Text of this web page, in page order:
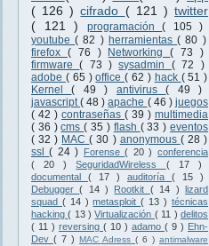
( 126 )cifrado ( 121 )twitter
( 121 ) programación( 105 )
youtube( 82 ) herramientas( 80 )
firefox ( 76 ) Networking( 73 )
firmware( 73 )sysadmin ( 72 )
adobe ( 65 )office( 62 ) hack ( 51 )
Kernel( 49 ) antivirus( 49 )
javascript( 48 )apache ( 46 ) juegos
( 42 ) contraseñas ( 39 ) multimedia
( 36 )cms( 35 ) flash ( 33 )eventos
( 32 ) MAC( 30 ) anonymous ( 28 )
ssl( 24 ) Forense( 20 ) conferencia
( 20 )SeguridadWireless ( 17 )
documental ( 17 ) auditoría ( 15 )
Debugger( 14 ) Rootkit ( 14 ) lizard
squad ( 14 )metasploit( 13 ) técnicas
hacking( 13 )Virtualización ( 11 ) delitos
( 11 ) reversing ( 10 ) adamo ( 9 ) Ehn-
Dev ( 7 ) MAC Adress ( 6 ) antimalware